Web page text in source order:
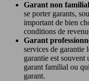
Garant non familial
se porter garants,
important de bien
conditions de
Garant
services de garantie
garantie est souvent
garant familial ou
garant.